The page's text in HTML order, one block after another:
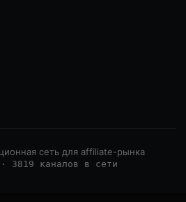
сеть для affiliate-рынка
3819 каналов в сети